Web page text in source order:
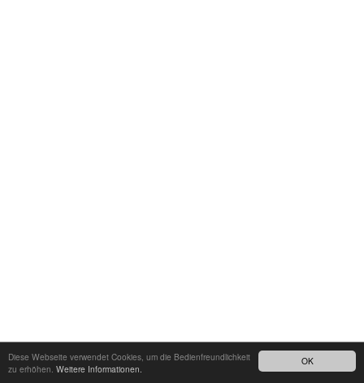
OK
Diese Webseite verwendet Cookies, um die Bedienfreundlichkeit
zu erhöhen. Weitere Informationen.